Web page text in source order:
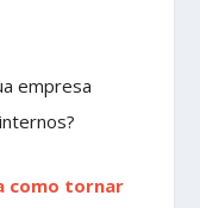
empresa
como tornar